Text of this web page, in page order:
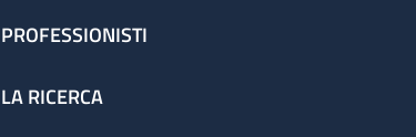
PROFESSIONISTI
LA RICERCA